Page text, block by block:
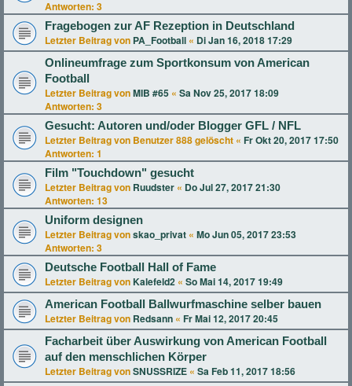
Antworten: 3
Fragebogen zur AF Rezeption in Deutschland
Letzter Beitrag von PA_Football « Di Jan 16, 2018 17:29
Onlineumfrage zum Sportkonsum von American
Football
Letzter Beitrag vonMIB #65 « Sa Nov 25, 2017 18:09
Antworten: 3
Gesucht: Autoren und/oder Blogger GFL / NFL
Letzter Beitrag von Benutzer 888 gelöscht « Fr Okt 20, 2017 17:50
Antworten: 1
Film "Touchdown" gesucht
Letzter Beitrag von Ruudster « Do Jul 27, 2017 21:30
Antworten: 13
Uniform designen
Letzter Beitrag vonskao_privat « Mo Jun 05, 2017 23:53
Antworten: 3
Deutsche Football Hall of Fame
Letzter Beitrag von Kalefeld2 « So Mai 14, 2017 19:49
American Football Ballwurfmaschine selber bauen
Letzter Beitrag von Redsann « Fr Mai 12, 2017 20:45
Facharbeit über Auswirkung von American Football
auf den menschlichen Körper
Letzter Beitrag vonSNUSSRIZE « Sa Feb 11, 2017 18:56